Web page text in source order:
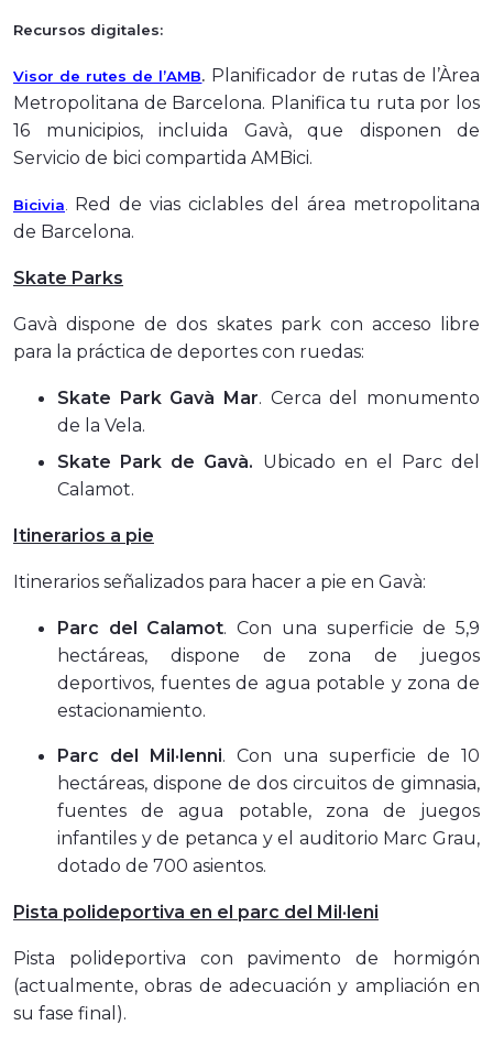
Recursos digitales:
Visor de rutes de l’AMB. Planificador de rutas de l’Àrea
Metropolitana de Barcelona. Planifica tu ruta por los
16 municipios, incluida Gavà, que disponen de
Servicio de bici compartida AMBici.
Bicivia
Red de vias ciclables del área metropolitana
de Barcelona.
Skate Parks
Gavà dispone de dos skates park con acceso libre
para la práctica de deportes con ruedas:
Skate Park Gavà Mar. Cerca del monumento
de la Vela.
Skate Park de Gavà. Ubicado en el Parc del
Calamot.
Itinerarios a pie
Itinerarios señalizados para hacer a pie en Gavà:
Parc del Calamot. Con una superficie de 5,9
hectáreas, dispone de zona de juegos
deportivos, fuentes de agua potable y zona de
estacionamiento.
Parc del Mil·lenni. Con una superficie de 10
hectáreas, dispone de dos circuitos de gimnasia,
fuentes de agua potable, zona de juegos
infantiles y de petanca y el auditorio Marc Grau,
dotado de 700 asientos.
Pista polideportiva en el parc del Mil·leni
Pista polideportiva con pavimento de hormigón
(actualmente, obras de adecuación y ampliación en
su fase final).